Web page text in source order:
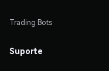
Trading Bots
Suporte